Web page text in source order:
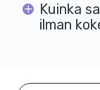
Kuinka
ilman